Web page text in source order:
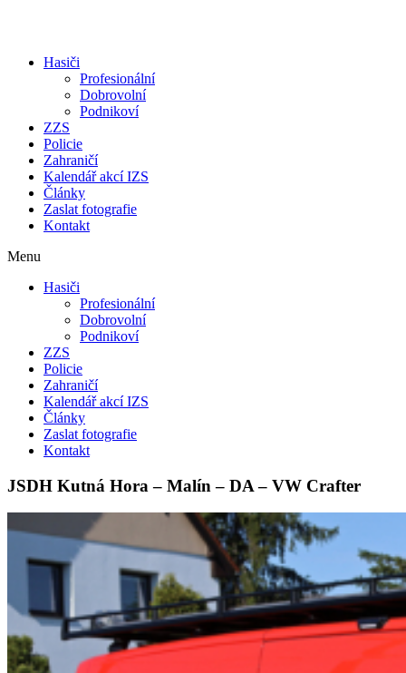
Hasiči
Profesionální
Dobrovolní
Podnikoví
ZZS
Policie
Zahraničí
Kalendář akcí IZS
Články
Zaslat fotografie
Kontakt
Menu
Hasiči
Profesionální
Dobrovolní
Podnikoví
ZZS
Policie
Zahraničí
Kalendář akcí IZS
Články
Zaslat fotografie
Kontakt
JSDH Kutná Hora – Malín – DA – VW Crafter